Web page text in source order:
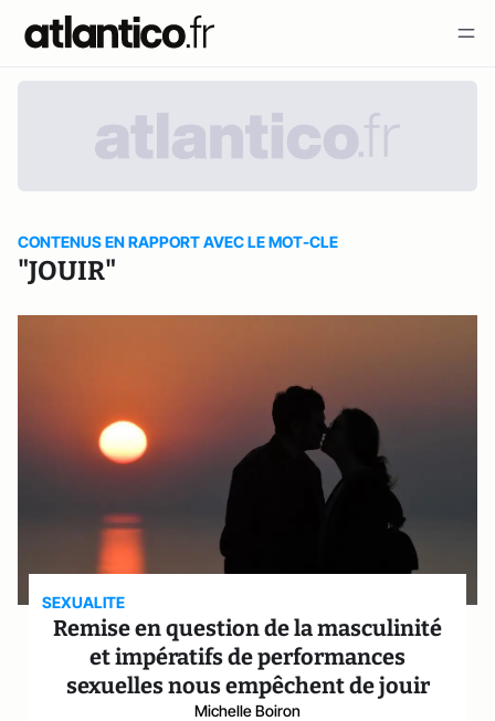
CONTENUS EN RAPPORT AVEC LE MOT-CLE
"JOUIR"
SEXUALITE
Remise en question de la masculinité
et impératifs de performances
sexuelles nous empêchent de jouir
Michelle Boiron